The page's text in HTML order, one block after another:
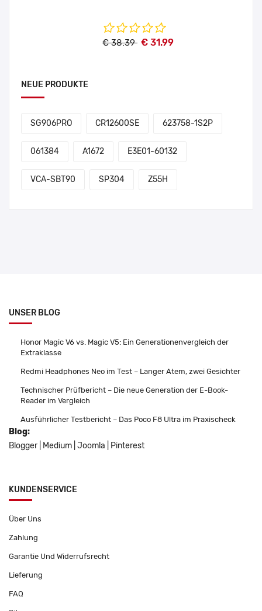
€ 38.39 € 31.99
NEUE PRODUKTE
SG906PRO CR12600SE 623758-1S2P
061384 A1672 E3E01-60132
VCA-SBT90 SP304 Z55H
UNSER BLOG
Honor Magic V6 vs. Magic V5: Ein Generationenvergleich der
Extraklasse
Redmi Headphones Neo im Test – Langer Atem, zwei Gesichter
Technischer Prüfbericht – Die neue Generation der E-Book-
Reader im Vergleich
Ausführlicher Testbericht – Das Poco F8 Ultra im Praxischeck
Blog:
Blogger Medium Joomla Pinterest
KUNDENSERVICE
Über Uns
Zahlung
Garantie Und Widerrufsrecht
Lieferung
FAQ